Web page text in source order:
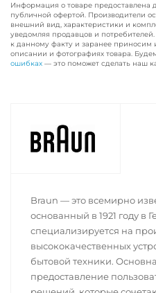
Информация о товаре предоставлена
публичной офертой. Производители
внешний вид, характеристики и
уведомляя продавцов и
к данному факту и заранее приносим
описании и фотографиях товара.
ошибках — это поможет сделать наш
Braun — это всемирно
основанный в 1921 году в
специализируется на
высококачественных
бытовой техники.
предоставление